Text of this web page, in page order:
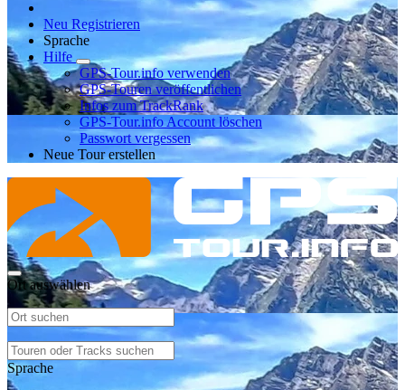
Neu Registrieren
Sprache
Hilfe
GPS-Tour.info verwenden
GPS-Touren veröffentlichen
Infos zum TrackRank
GPS-Tour.info Account löschen
Passwort vergessen
Neue Tour erstellen
Ort auswählen
Sprache